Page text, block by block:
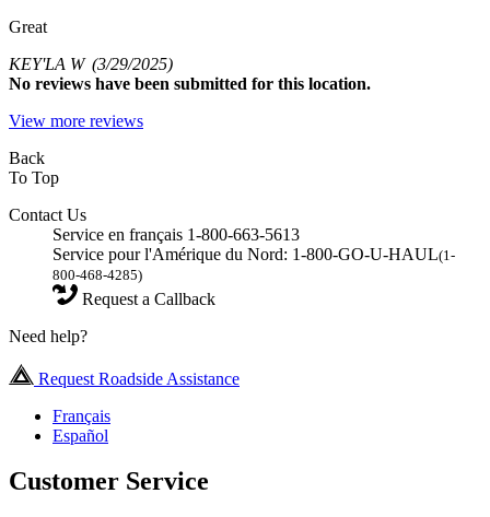
Great
KEY'LA W (3/29/2025)
No reviews have been submitted for this location.
View more reviews
Back
To Top
Contact Us
Service en français 1-800-663-5613
Service pour l'Amérique du Nord: 1-800-GO-U-HAUL(1-
800-468-4285)
Request a Callback
Need help?
Request Roadside Assistance
Français
Español
Customer Service